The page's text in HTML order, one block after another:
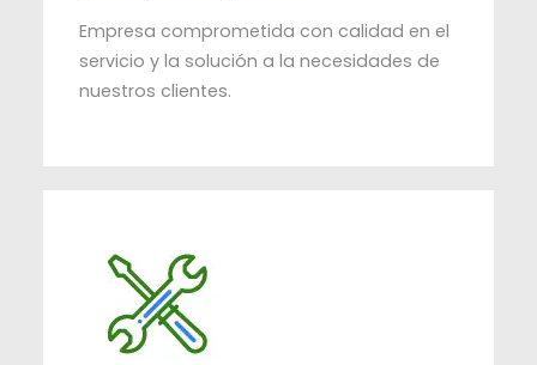
Empresa comprometida con calidad en el
servicio y la solución a la necesidades de
nuestros clientes.